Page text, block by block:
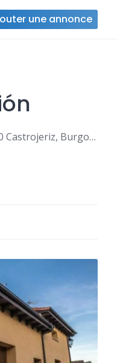
une annonce
Calle La Colegiata 28, 09110 Castrojeriz, Burgos, Espagne